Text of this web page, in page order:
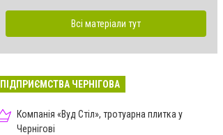
Всі матеріали тут
ПІДПРИЄМСТВА ЧЕРНІГОВА
Компанія «Вуд Стіл», тротуарна плитка у
Чернігові